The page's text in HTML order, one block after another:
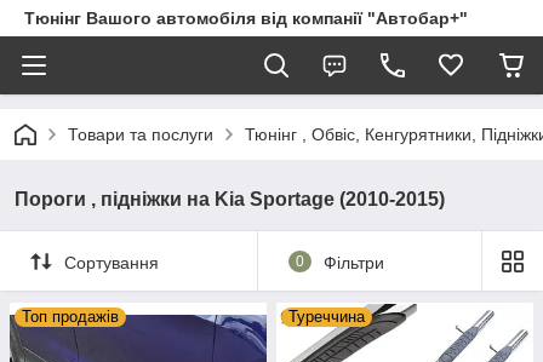
Тюнінг Вашого автомобіля від компанії "Автобар+"
Товари та послуги Тюнінг , Обвіс, Кенгурятники,
Пороги , підніжки на Kia Sportage (2010-2015)
Сортування 0 Фільтри
Топ продажів Туреччина